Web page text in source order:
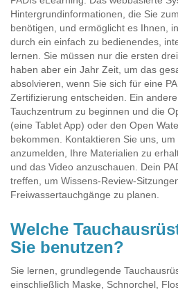
Hintergrundinformationen, die Sie
benötigen, und ermöglicht es Ihnen,
durch ein einfach zu bedienendes,
lernen. Sie müssen nur die ersten
haben aber ein Jahr Zeit, um das
absolvieren, wenn Sie sich für eine
Zertifizierung entscheiden. Ein
Tauchzentrum zu beginnen und die
(eine Tablet App) oder den Open
bekommen. Kontaktieren Sie uns,
anzumelden, Ihre Materialien zu
und das Video anzuschauen. Dein
treffen, um Wissens-Review-
Freiwassertauchgänge zu planen.
Welche
Sie benutzen?
Sie lernen, grundlegende
einschließlich Maske, Schnorchel,